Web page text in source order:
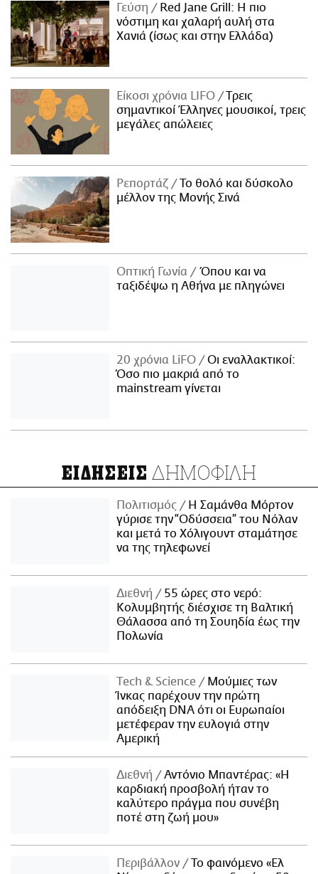
Γεύση
Red Jane Grill: Η πιο
νόστιμη και χαλαρή αυλή στα
Χανιά (ίσως και στην Ελλάδα)
Είκοσι χρόνια LIFO
Tρεις
σημαντικοί Έλληνες μουσικοί, τρεις
μεγάλες απώλειες
Ρεπορτάζ
Το θολό και δύσκολο
μέλλον της Μονής Σινά
Οπτική Γωνία
Όπου και να
ταξιδέψω η Αθήνα με πληγώνει
20 χρόνια LiFO
Οι εναλλακτικοί:
Όσο πιο μακριά από το
mainstream γίνεται
ΕΙΔΗΣΕΙΣ ΔΗΜΟΦΙΛΗ
Πολιτισμός
Η Σαμάνθα Μόρτον
γύρισε την “Οδύσσεια” του Νόλαν
και μετά το Χόλιγουντ σταμάτησε
να της τηλεφωνεί
Διεθνή
55 ώρες στο νερό:
Κολυμβητής διέσχισε τη Βαλτική
Θάλασσα από τη Σουηδία έως την
Πολωνία
Τech & Science
Μούμιες των
Ίνκας παρέχουν την πρώτη
απόδειξη DNA ότι οι Ευρωπαίοι
μετέφεραν την ευλογιά στην
Αμερική
Διεθνή
Αντόνιο Μπαντέρας: «Η
καρδιακή προσβολή ήταν το
καλύτερο πράγμα που συνέβη
ποτέ στη ζωή μου»
Περιβάλλον
Το φαινόμενο «Ελ